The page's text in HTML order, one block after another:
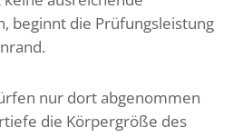
beginnt die Prüfungsleistung
nur dort abgenommen
die Körpergröße des